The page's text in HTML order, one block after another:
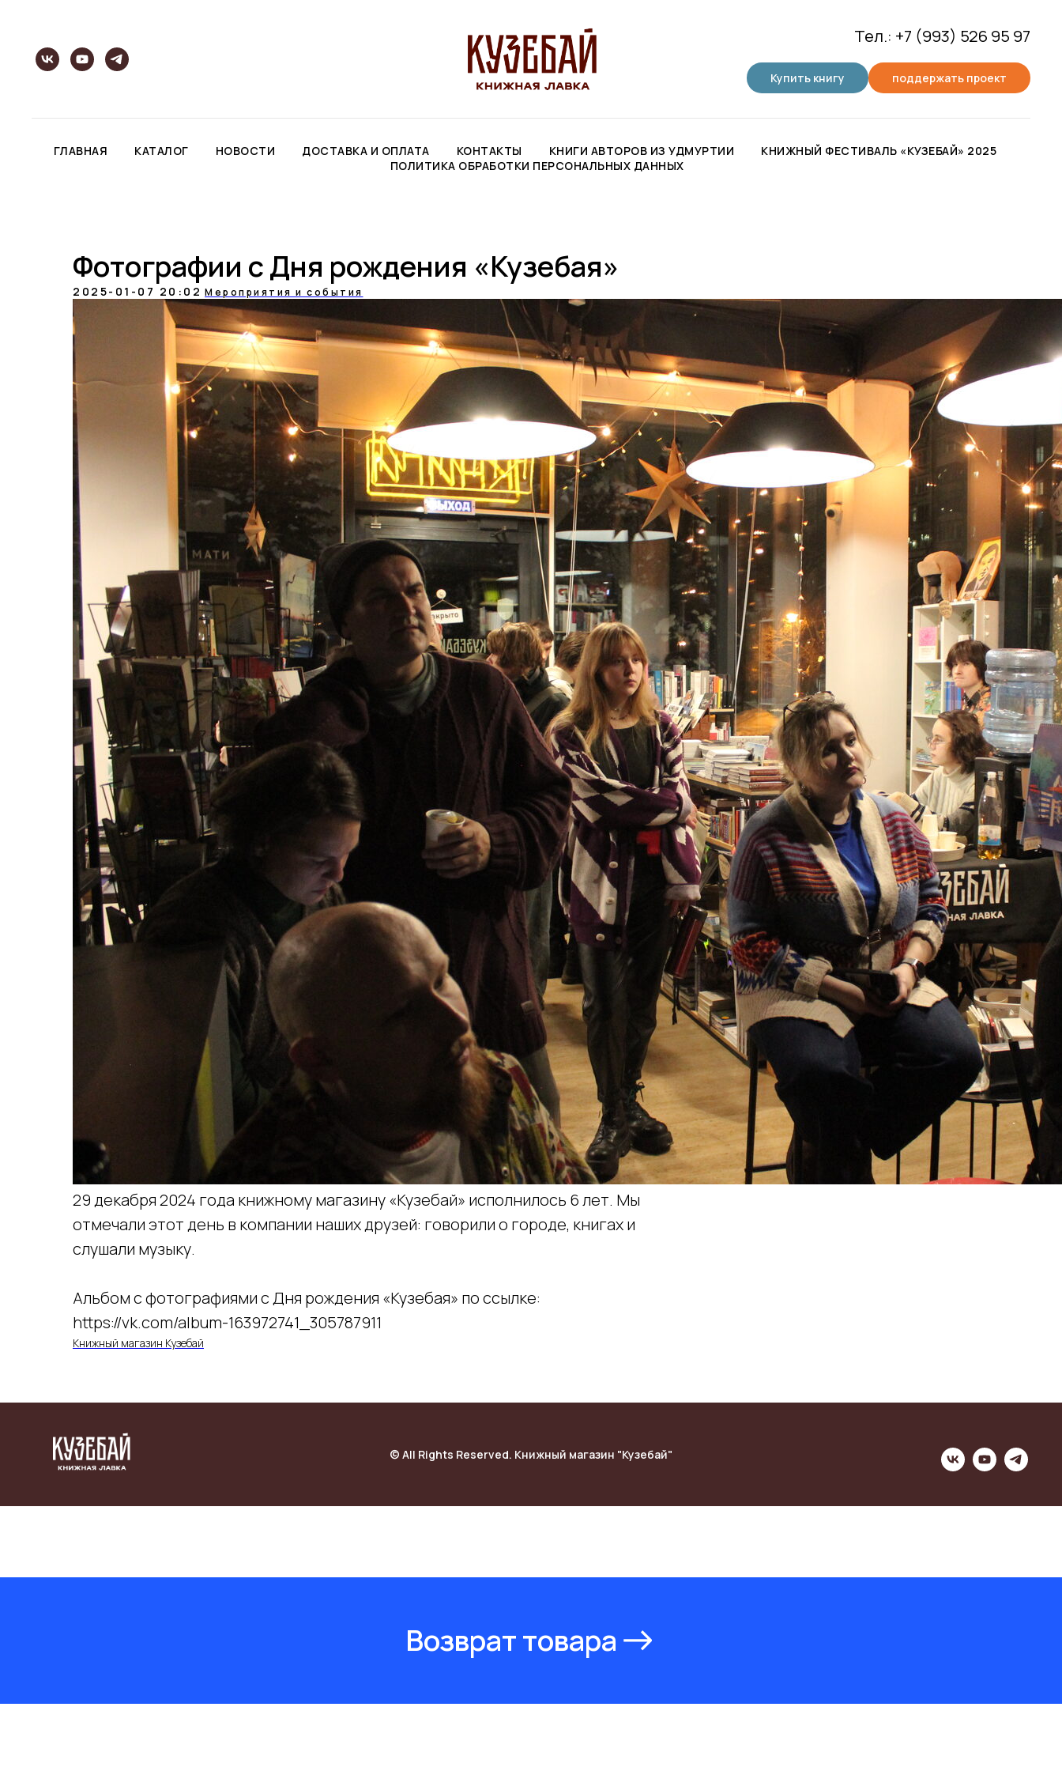
Тел.: +7 (993) 526 95 97
Купить книгу поддержать проект
ГЛАВНАЯ КАТАЛОГ НОВОСТИ ДОСТАВКА И ОПЛАТА КОНТАКТЫ КНИГИ АВТОРОВ ИЗ УДМУРТИИ
КНИЖНЫЙ ФЕСТИВАЛЬ «КУЗЕБАЙ» 2025
ПОЛИТИКА ОБРАБОТКИ ПЕРСОНАЛЬНЫХ ДАННЫХ
Фотографии с Дня рождения «Кузебая»
2025-01-07 20:02 Мероприятия и события
29 декабря 2024 года книжному магазину «Кузебай» исполнилось 6 лет. Мы
отмечали этот день в компании наших друзей: говорили о городе, книгах и
слушали музыку.
Альбом с фотографиями с Дня рождения «Кузебая» по ссылке:
https://vk.com/album-163972741_305787911
Книжный магазин Кузебай
© All Rights Reserved. Книжный магазин "Кузебай"
Возврат товара